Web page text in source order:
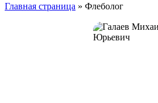
Главная страница » Флеболог